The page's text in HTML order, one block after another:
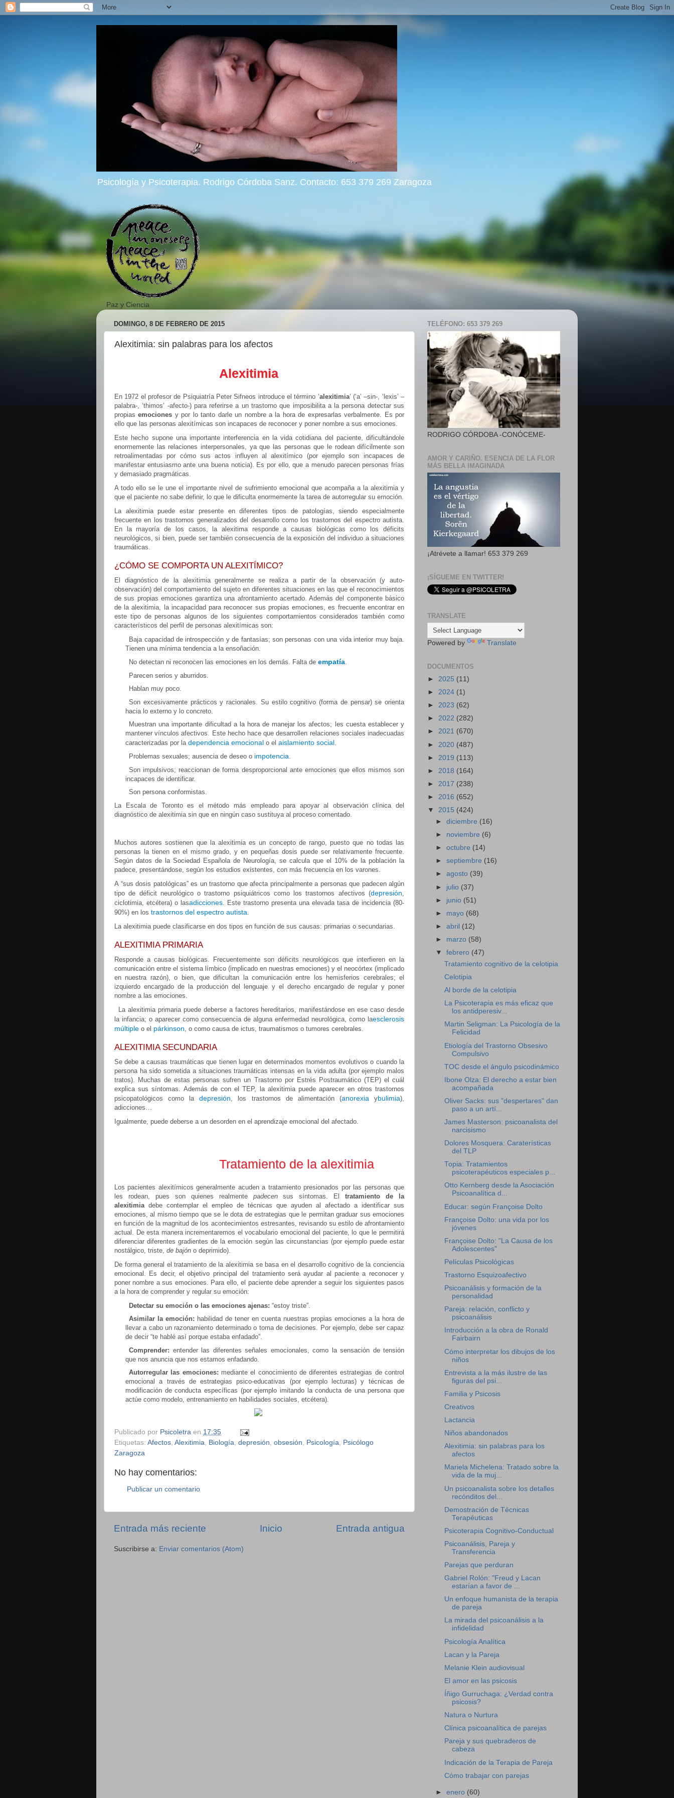
Psicología y Psicoterapia. Rodrigo Córdoba Sanz. Contacto: 653 379 269 Zaragoza
Paz y Ciencia
DOMINGO, 8 DE FEBRERO DE 2015
Alexitimia: sin palabras para los afectos
Alexitimia
En 1972 el profesor de Psiquiatría Peter Sifneos introduce el término ‘alexitimia’ (‘a’ –sin-, ‘lexis’ –
palabra-, ‘thimos’ -afecto-) para referirse a un trastorno que imposibilita a la persona detectar sus
propiasemociones y por lo tanto darle un nombre a la hora de expresarlas verbalmente. Es por
ello que las personas alexitímicas son incapaces de reconocer y poner nombre a sus emociones.
Este hecho supone una importante interferencia en la vida cotidiana del paciente, dificultándole
enormemente las relaciones interpersonales, ya que las personas que le rodean difícilmente son
retroalimentadas por cómo sus actos influyen al alexitímico (por ejemplo son incapaces de
manifestar entusiasmo ante una buena noticia). Es por ello, que a menudo parecen personas frías
y demasiado pragmáticas.
A todo ello se le une el importante nivel de sufrimiento emocional que acompaña a la alexitimia y
que el paciente no sabe definir, lo que le dificulta enormemente la tarea de autorregular su emoción.
La alexitimia puede estar presente en diferentes tipos de patologías, siendo especialmente
frecuente en los trastornos generalizados del desarrollo como los trastornos del espectro autista.
En la mayoría de los casos, la alexitima responde a causas biológicas como los déficits
neurológicos, si bien, puede ser también consecuencia de la exposición del individuo a situaciones
traumáticas.
¿CÓMO SE COMPORTA UN ALEXITÍMICO?
El diagnóstico de la alexitimia generalmente se realiza a partir de la observación (y auto-
observación) del comportamiento del sujeto en diferentes situaciones en las que el reconocimientos
de sus propias emociones garantiza una afrontamiento acertado. Además del componente básico
de la alexitimia, la incapacidad para reconocer sus propias emociones, es frecuente encontrar en
este tipo de personas algunos de los siguientes comportamientos considerados también como
característicos del perfil de personas alexitímicas son:
Baja capacidad de introspección y de fantasías; son personas con una vida interior muy baja.
Tienen una mínima tendencia a la ensoñación.
No detectan ni reconocen las emociones en los demás. Falta deempatía.
Parecen serios y aburridos.
Hablan muy poco.
Son excesivamente prácticos y racionales. Su estilo cognitivo (forma de pensar) se orienta
hacia lo externo y lo concreto.
Muestran una importante dificultad a la hora de manejar los afectos; les cuesta establecer y
mantener vínculos afectivos. Este hecho hace que desarrollen relaciones sociales inadecuadas
caracterizadas por ladependencia emocional o elaislamiento social
Problemas sexuales; ausencia de deseo o impotencia.
Son impulsivos; reaccionan de forma desproporcional ante emociones que ellos mismos son
incapaces de identificar.
Son persona conformistas.
La Escala de Toronto es el método más empleado para apoyar al observación clínica del
diagnóstico de alexitimia sin que en ningún caso sustituya al proceso comentado.
Muchos autores sostienen que la alexitimia es un concepto de rango, puesto que no todas las
personas la tienen en el mismo grado, y en pequeñas dosis puede ser relativamente frecuente.
Según datos de la Sociedad Española de Neurología, se calcula que el 10% de la población la
padece, presentándose, según los estudios existentes, con más frecuencia en los varones.
A “sus dosis patológicas” es un trastorno que afecta principalmente a personas que padecen algún
tipo de déficit neurológico o trastorno psiquiátricos como los trastornos afectivos (depresión
ciclotimia, etcétera) o lasadicciones . Este trastorno presenta una elevada tasa de incidencia (80-
90%) en los trastornos del espectro autista
La alexitimia puede clasificarse en dos tipos en función de sus causas: primarias o secundarias.
ALEXITIMIA PRIMARIA
Responde a causas biológicas. Frecuentemente son déficits neurológicos que interfieren en la
comunicación entre el sistema límbico (implicado en nuestras emociones) y el neocórtex (implicado
en nuestra razón), o bien, que dificultan la comunicación entre los hemisferios cerebrales; el
izquierdo encargado de la producción del lenguaje y el derecho encargado de regular y poner
nombre a las emociones.
La alexitimia primaria puede deberse a factores hereditarios, manifestándose en ese caso desde
la infancia; o aparecer como consecuencia de alguna enfermedad neurológica, como laesclerosis
múltiple o el párkinson , o como causa de ictus, traumatismos o tumores cerebrales.
ALEXITIMIA SECUNDARIA
Se debe a causas traumáticas que tienen lugar en determinados momentos evolutivos o cuando la
persona ha sido sometida a situaciones traumáticas intensas en la vida adulta (por ejemplo malos
tratos). Muchas de estas personas sufren un Trastorno por Estrés Postraumático (TEP) el cuál
explica sus síntomas. Además de con el TEP, la alexitimia puede aparecer en otros trastornos
psicopatológicos como ladepresión , los trastornos de alimentación (anorexia ybulimia),
adicciones…
Igualmente, puede deberse a un desorden en el aprendizaje emocional del afectado.
Tratamiento de la alexitimia
Los pacientes alexitímicos generalmente acuden a tratamiento presionados por las personas que
les rodean, pues son quienes realmente padecensus síntomas. Eltratamiento de la
alexitimia debe contemplar el empleo de técnicas que ayuden al afectado a identificar sus
emociones, al mismo tiempo que se le dota de estrategias que le permitan graduar sus emociones
en función de la magnitud de los acontecimientos estresantes, revisando su estilo de afrontamiento
actual. De esta manera incrementaremos el vocabulario emocional del paciente, lo que le permitirá
diferenciar diferentes gradientes de la emoción según las circunstancias (por ejemplo puede estar
nostálgico, triste, de bajón o deprimido).
De forma general el tratamiento de la alexitimia se basa en el desarrollo cognitivo de la conciencia
emocional. Es decir, el objetivo principal del tratamiento será ayudar al paciente a reconocer y
poner nombre a sus emociones. Para ello, el paciente debe aprender a seguir los siguientes pasos
a la hora de comprender y regular su emoción:
Detectar su emoción o las emociones ajenas: “estoy triste”.
Asimilar la emoción: habilidad de tener en cuenta nuestras propias emociones a la hora de
llevar a cabo un razonamiento determinado o toma de decisiones. Por ejemplo, debe ser capaz
de decir “te hablé así porque estaba enfadado”.
Comprender: entender las diferentes señales emocionales, como la sensación de tensión
que nos anuncia que nos estamos enfadando.
Autorregular las emociones: mediante el conocimiento de diferentes estrategias de control
emocional a través de estrategias psico-educativas (por ejemplo lecturas) y técnicas de
modificación de conducta específicas (por ejemplo imitando la conducta de una persona que
actúe como modelo, entrenamiento en habilidades sociales, etcétera).
Publicado por Psicoletra en 17:35
Etiquetas: Afectos, Alexitimia, Biología, depresión, obsesión, Psicología, Psicólogo
Zaragoza
No hay comentarios:
Publicar un comentario
Entrada más reciente Entrada antigua
Inicio
Suscribirse a: Enviar comentarios (Atom)
TELÉFONO: 653 379 269
RODRIGO CÓRDOBA -CONÓCEME-
AMOR Y CARIÑO. ESENCIA DE LA FLOR
MÁS BELLA IMAGINADA
¡Atrévete a llamar! 653 379 269
¡SÍGUEME EN TWITTER!
TRANSLATE
Powered by Translate
DOCUMENTOS
► 2025 (11)
► 2024 (1)
► 2023 (62)
► 2022 (282)
► 2021 (670)
► 2020 (487)
► 2019 (113)
► 2018 (164)
► 2017 (238)
► 2016 (652)
▼ 2015 (424)
►diciembre (16)
► noviembre (6)
►octubre (14)
►septiembre (16)
►agosto (39)
► julio (37)
► junio (51)
► mayo (68)
►abril (12)
► marzo (58)
▼febrero (47)
Tratamiento cognitivo de la celotipia
Celotipia
Al borde de la celotipia
La Psicoterapia es más eficaz que
los antidperesiv...
Martin Seligman: La Psicología de la
Felicidad
Etiología del Trastorno Obsesivo
Compulsivo
TOC desde el ángulo psicodinámico
Ibone Olza: El derecho a estar bien
acompañada
Oliver Sacks: sus "despertares" dan
paso a un artí...
James Masterson: psicoanalista del
narcisismo
Dolores Mosquera: Caraterísticas
del TLP
Topia: Tratamientos
psicoterapéuticos especiales p...
Otto Kernberg desde la Asociación
Psicoanalítica d...
Educar: según Françoise Dolto
Françoise Dolto: una vida por los
jóvenes
Françoise Dolto: "La Causa de los
Adolescentes"
Películas Psicológicas
Trastorno Esquizoafectivo
Psicoanálisis y formación de la
personalidad
Pareja: relación, conflicto y
psicoanálisis
Introducción a la obra de Ronald
Fairbairn
Cómo interpretar los dibujos de los
niños
Entrevista a la más ilustre de las
figuras del psi...
Familia y Psicosis
Creativos
Lactancia
Niños abandonados
Alexitimia: sin palabras para los
afectos
Mariela Michelena: Tratado sobre la
vida de la muj...
Un psicoanalista sobre los detalles
recónditos del...
Demostración de Técnicas
Terapéuticas
Psicoterapia Cognitivo-Conductual
Psicoanálisis, Pareja y
Transferencia
Parejas que perduran
Gabriel Rolón: "Freud y Lacan
estarían a favor de ...
Un enfoque humanista de la terapia
de pareja
La mirada del psicoanálisis a la
infidelidad
Psicología Analítica
Lacan y la Pareja
Melanie Klein audiovisual
El amor en las psicosis
Íñigo Gurruchaga: ¿Verdad contra
psicosis?
Natura o Nurtura
Clínica psicoanalítica de parejas
Pareja y sus quebraderos de
cabeza
Indicación de la Terapia de Pareja
Cómo trabajar con parejas
►enero (60)